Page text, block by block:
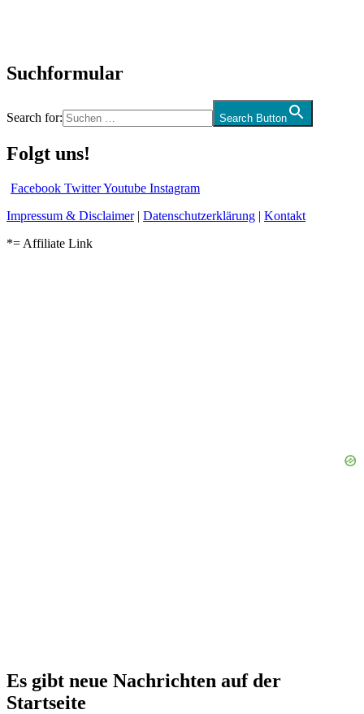
Suchformular
Search for: Search Button
Folgt uns!
Facebook TwitterYoutube Instagram
Impressum & Disclaimer| Datenschutzerklärung | Kontakt
*= Affiliate Link
Es gibt neue Nachrichten auf der
Startseite